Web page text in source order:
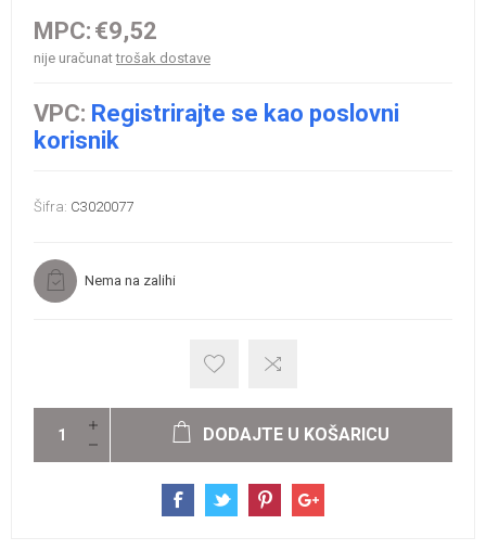
MPC: €9,52
nije uračunattrošak dostave
VPC: Registrirajte se kao poslovni
korisnik
Šifra: C3020077
Nema na zalihi
DODAJTE U KOŠARICU